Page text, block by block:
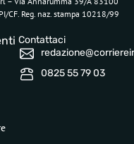
CF. Reg. naz. stampa 10218/99
Contattaci
0825 55 79 03